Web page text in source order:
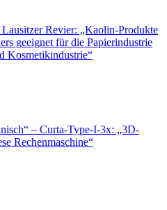
Revier: „Kaolin-Produkte
geeignet für die Papierindustrie
Kosmetikindustrie“
– Curta-Type-I-3x: „3D-
Rechenmaschine“